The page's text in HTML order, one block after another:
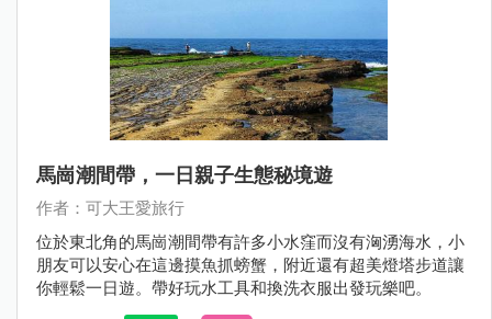
馬崗潮間帶，一日親子生態秘境遊
作者：可大王愛旅行
位於東北角的馬崗潮間帶有許多小水窪而沒有洶湧海水，小
朋友可以安心在這邊摸魚抓螃蟹，附近還有超美燈塔步道讓
你輕鬆一日遊。帶好玩水工具和換洗衣服出發玩樂吧。